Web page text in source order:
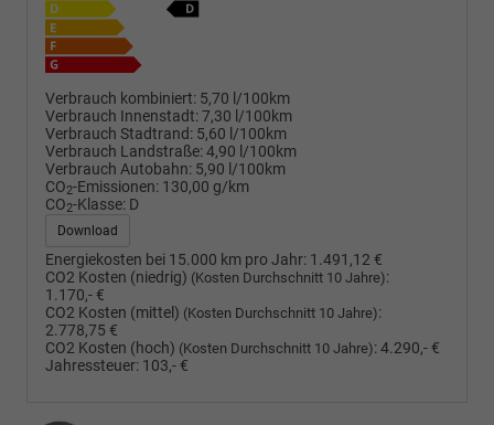
Verbrauch kombiniert: 5,70 l/100km
Verbrauch Innenstadt:7,30 l/100km
Verbrauch Stadtrand: 5,60 l/100km
Verbrauch Landstraße:4,90 l/100km
Verbrauch Autobahn: 5,90 l/100km
CO2-Emissionen: 130,00 g/km
CO2-Klasse: D
Download
Energiekosten bei 15.000 km pro Jahr: 1.491,12 €
CO2 Kosten (niedrig) (Kosten Durchschnitt 10 Jahre):
1.170,- €
CO2 Kosten (mittel) (Kosten Durchschnitt 10 Jahre):
2.778,75 €
CO2 Kosten (hoch) (Kosten Durchschnitt 10 Jahre):4.290,- €
Jahressteuer: 103,- €